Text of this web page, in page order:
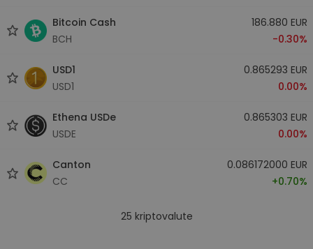
Bitcoin Cash
BCH
186.880 EUR
-0.30%
USD1
USD1
0.865293 EUR
0.00%
Ethena USDe
USDE
0.865303 EUR
0.00%
Canton
CC
0.086172000 EUR
+0.70%
25 kriptovalute